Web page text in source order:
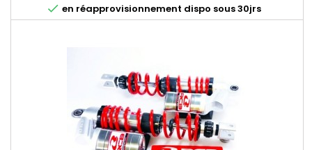
 en réapprovisionnement dispo sous 30jrs